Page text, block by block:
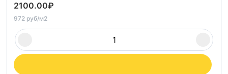
2100.00₽
972 руб/м2